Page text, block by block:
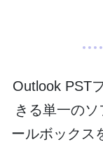
Outlook PST
きる単一の
ールボックス